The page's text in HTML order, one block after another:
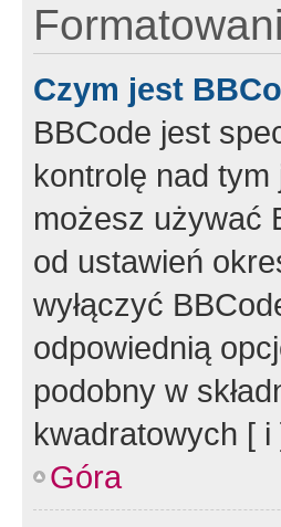
Czym jest
BBCode jest
kontrolę nad
możesz używać
od ustawień
wyłączyć
odpowiednią
podobny w
kwadratowych [
Góra